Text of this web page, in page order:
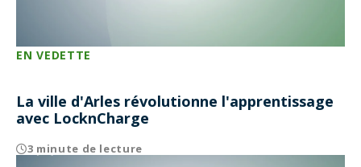
EN VEDETTE
La ville d'Arles révolutionne l'apprentissage
avec LocknCharge
3 minute de lecture